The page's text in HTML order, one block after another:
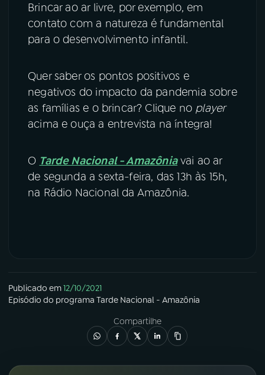
Brincar ao ar livre, por exemplo, em
contato com a natureza é fundamental
para o desenvolvimento infantil.
Quer saber os pontos positivos e
negativos do impacto da pandemia sobre
as famílias e o brincar? Clique no player
acima e ouça a entrevista na íntegra!
O Tarde Nacional - Amazôniavai ao ar
de segunda a sexta-feira, das 13h às 15h,
na Rádio Nacional da Amazônia.
Publicado em12/10/2021
Episódio do programa Tarde Nacional - Amazônia
Compartilhe